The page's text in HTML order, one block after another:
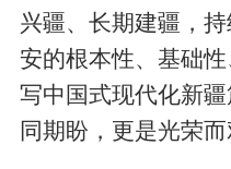
兴疆、长期建疆，
安的根本性、基础
写中国式现代化新
同期盼，更是光荣而